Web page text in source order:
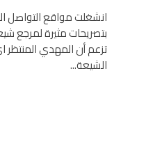
انشغلت مواقع التواصل
بتصريحات مثيرة لمرجع
تزعم أن المهدي المنتظر
الشيعة...